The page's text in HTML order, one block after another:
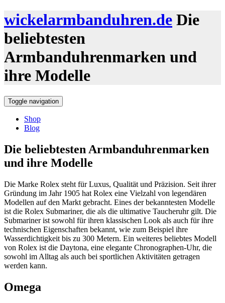
wickelarmbanduhren.de Die
beliebtesten
Armbanduhrenmarken und
ihre Modelle
Toggle navigation
Shop
Blog
Die beliebtesten Armbanduhrenmarken
und ihre Modelle
Die Marke Rolex steht für Luxus, Qualität und Präzision. Seit ihrer
Gründung im Jahr 1905 hat Rolex eine Vielzahl von legendären
Modellen auf den Markt gebracht. Eines der bekanntesten Modelle
ist die Rolex Submariner, die als die ultimative Taucheruhr gilt. Die
Submariner ist sowohl für ihren klassischen Look als auch für ihre
technischen Eigenschaften bekannt, wie zum Beispiel ihre
Wasserdichtigkeit bis zu 300 Metern. Ein weiteres beliebtes Modell
von Rolex ist die Daytona, eine elegante Chronographen-Uhr, die
sowohl im Alltag als auch bei sportlichen Aktivitäten getragen
werden kann.
Omega